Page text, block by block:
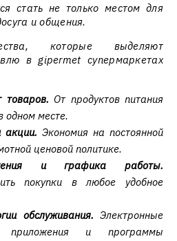
стать не только местом для
и общения.
которые выделяют
в gipermet супермаркетах
товаров. От продуктов питания
одном месте.
акции. Экономия на постоянной
ценовой политике.
и графика работы.
покупки в любое удобное
обслуживания. Электронные
приложения и программы